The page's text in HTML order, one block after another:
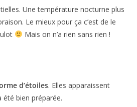
Une température nocturne plus
Le mieux pour ça c’est de le
Mais on n’a rien sans rien !
d’étoiles. Elles apparaissent
bien préparée.